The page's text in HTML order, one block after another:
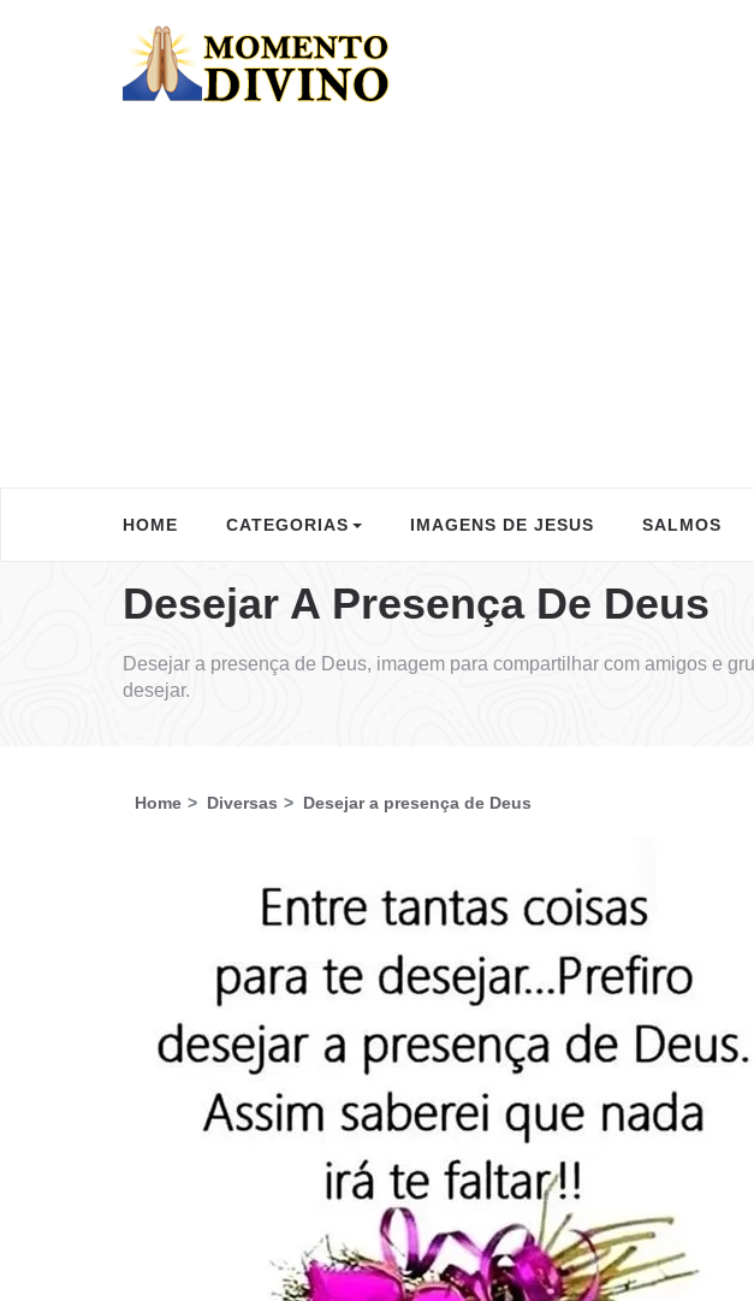
HOME CATEGORIAS IMAGENS DE JESUS SALMOS
Desejar A Presença De Deus
Desejar a presença de Deus, imagem para compartilhar com amigos e
desejar.
Home Diversas Desejar a presença de Deus